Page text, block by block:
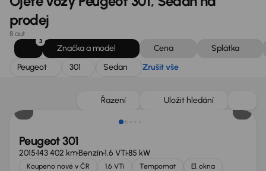
prodej
8 aut
3
Značka a model Cena
Splátka
Peugeot
301 Sedan Zrušit vše
Řazení Uložit hledání
Peugeot 301
2015143 402 kmBenzín1.6 VTi85 kW
Koupeno nové v ČR 1.6 VTi Tempomat El. okna